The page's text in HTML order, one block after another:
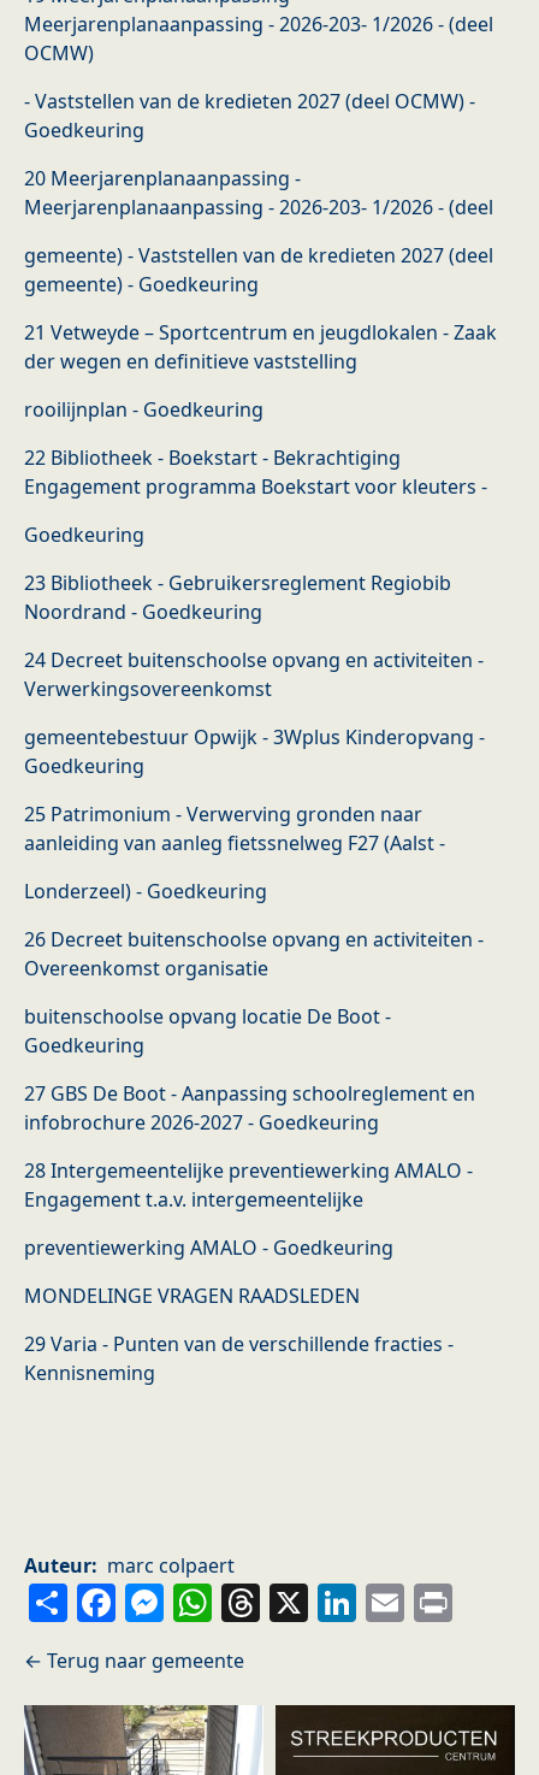
Meerjarenplanaanpassing - 2026-203- 1/2026 - (deel
OCMW)
- Vaststellen van de kredieten 2027 (deel OCMW) -
Goedkeuring
20 Meerjarenplanaanpassing -
Meerjarenplanaanpassing - 2026-203- 1/2026 - (deel
gemeente) - Vaststellen van de kredieten 2027 (deel
gemeente) - Goedkeuring
21 Vetweyde – Sportcentrum en jeugdlokalen - Zaak
der wegen en definitieve vaststelling
rooilijnplan - Goedkeuring
22 Bibliotheek - Boekstart - Bekrachtiging
Engagement programma Boekstart voor kleuters -
Goedkeuring
23 Bibliotheek - Gebruikersreglement Regiobib
Noordrand - Goedkeuring
24 Decreet buitenschoolse opvang en activiteiten -
Verwerkingsovereenkomst
gemeentebestuur Opwijk - 3Wplus Kinderopvang -
Goedkeuring
25 Patrimonium - Verwerving gronden naar
aanleiding van aanleg fietssnelweg F27 (Aalst -
Londerzeel) - Goedkeuring
26 Decreet buitenschoolse opvang en activiteiten -
Overeenkomst organisatie
buitenschoolse opvang locatie De Boot -
Goedkeuring
27 GBS De Boot - Aanpassing schoolreglement en
infobrochure 2026-2027 - Goedkeuring
28 Intergemeentelijke preventiewerking AMALO -
Engagement t.a.v. intergemeentelijke
preventiewerking AMALO - Goedkeuring
MONDELINGE VRAGEN RAADSLEDEN
29 Varia - Punten van de verschillende fracties -
Kennisneming
Auteur marc colpaert
ShareFacebook
Messenger
WhatsApp
Threads
X LinkedIn
Email